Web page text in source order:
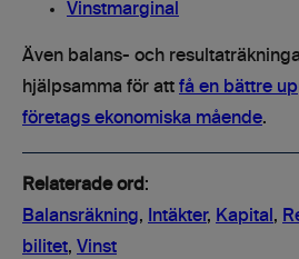
Vinstmarginal
Även balans- och
hjälpsamma för att få en bättre
företags ekonomiska mående.
Relaterade ord :
Balansräkning, Intäkter, Kapital ,
bilitet, Vinst